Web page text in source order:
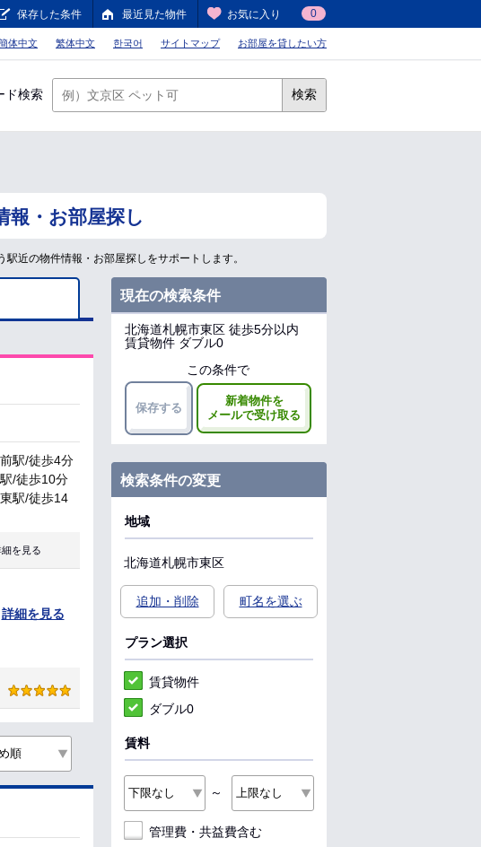
保存した条件 最近見た物件 お気に入り 0
体中文 繁体中文 한국어 サイトマップ お部屋を貸したい方
ド検索 検索
報・お部屋探し
近の物件情報・お部屋探しをサポートします。
駅/徒歩4分
/徒歩10分
駅/徒歩14
を見る
詳細を見る
現在の検索条件
北海道札幌市東区 徒歩5分以内
賃貸物件 ダブル0
この条件で
保存する
新着物件を
メールで受け取る
検索条件の変更
地域
北海道札幌市東区
追加・削除 町名を選ぶ
プラン選択
賃貸物件
ダブル0
賃料
～
管理費・共益費含む